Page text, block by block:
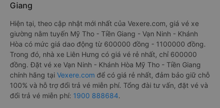
Giang
Hiện tại, theo cập nhật mới nhất của Vexere.com, giá vé xe
giường nằm tuyến Mỹ Tho - Tiền Giang - Vạn Ninh - Khánh
Hòa có mức giá dao động từ 600000 đồng - 1100000 đồng.
Trong đó, nhà xe Liên Hưng có giá vé rẻ nhất, chỉ 600000
đồng. Đặt vé xe Vạn Ninh - Khánh Hòa Mỹ Tho - Tiền Giang
chính hãng tại Vexere.com để có giá rẻ nhất, đảm bảo giữ chỗ
100% và hỗ trợ đổi trả vé miễn phí. Tổng đài tư vấn, đặt vé và
đổi trả vé miễn phí: 1900 888684.